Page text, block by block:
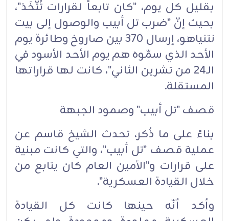
بقليل كل يوم، "كان تابعاً لقرارات تُتّخَذ"،
بحيث إنّ "ضرب تل أبيب والوصول إلى بيت
نتنياهو، إرسال 370 بين صاروخ وطائرة يوم
الأحد الذي سمّوه هم يوم الأحد الأسود في
الـ24 من تشرين الثاني"، كانت لها قراراتها
المستقلة.
قصف "تل أبيب" وصمود الجبهة
بناءً على ما ذُكر، تحدث الشيخ قاسم عن
عملية قصف "تل أبيب"، والتي كانت مبنية
على قرارات و"الأمين العام كان يتابع من
خلال القيادة العسكرية".
وأكد أنّه حينها كانت كل القيادة